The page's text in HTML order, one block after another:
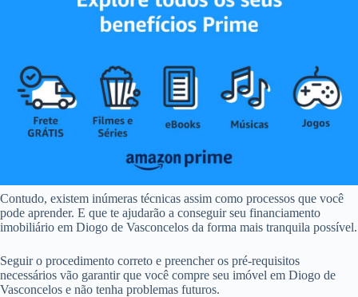
Contudo, existem inúmeras técnicas assim como processos que você
pode aprender. E que te ajudarão a conseguir seu financiamento
imobiliário em Diogo de Vasconcelos da forma mais tranquila possível.
Seguir o procedimento correto e preencher os pré-requisitos
necessários vão garantir que você compre seu imóvel em Diogo de
Vasconcelos e não tenha problemas futuros.